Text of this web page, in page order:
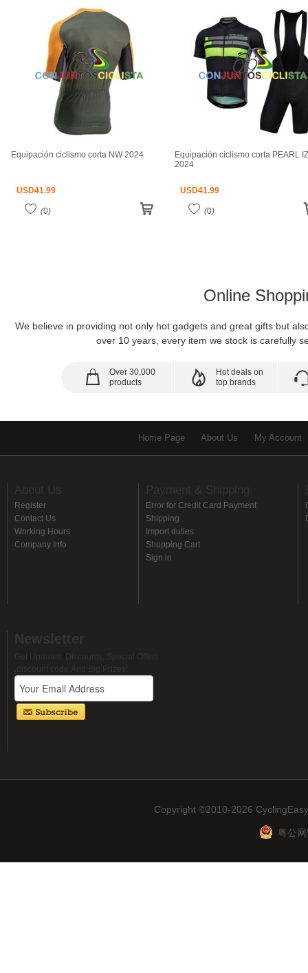
Equipación ciclismo corta NW 2024
USD41.99
(0)
Equipación ciclismo corta PEARL
2024
USD41.99
(0)
Online
We believe in providing not only hot gadgets and great gifts but
over 10 years, every item we stock is carefully
Over 30,000
products
Hot deals on
top brands
Home Page About Us My Account
Register
Contact Us
Working Hours
Company Info
Error for Credit Card Payment
Shipping
Import duties
Shopping Cart
Sign in
Copyright ©2010-2026
粤公